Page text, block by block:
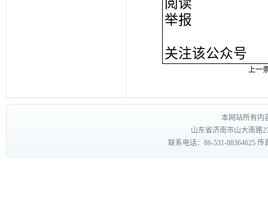
阅读
举报
关注该公众号
上一
本网站所有内
山东省济南市山大南路
联系电话：86-531-88364625 传